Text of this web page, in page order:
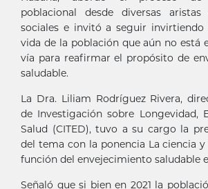
poblacional desde diversas
sociales e invitó a seguir invirtiendo
vida de la población que aún no está
vía para reafirmar el propósito de
saludable.
La Dra. Liliam Rodríguez Rivera,
de Investigación sobre Longevidad,
Salud (CITED), tuvo a su cargo la
del tema con la ponencia La ciencia
función del envejecimiento saludable
Señaló que si bien en 2021 la